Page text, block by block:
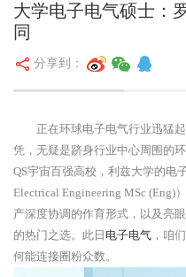
大学电子电气硕士：
同
分享到：
正在环球电子电气行业迅猛起
凭，无疑是跻身行业中心周围的
QS宇宙百强高校，利兹大学的电
Electrical Engineering MSc (Eng)
产深度协调的作育形式，以及亮
的热门之选。此日 电子电气 ，咱
何能连接圈粉众数。